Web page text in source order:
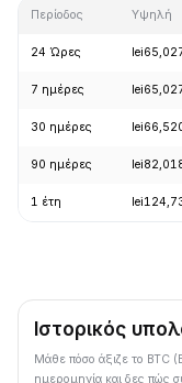
Περίοδος Υψηλή
24 Ώρες
7 ημέρες
30 ημέρες
90 ημέρες
1 έτη
Ιστορικός
Μάθε πόσο άξιζε το BTC
ημερομηνία και δες πώς